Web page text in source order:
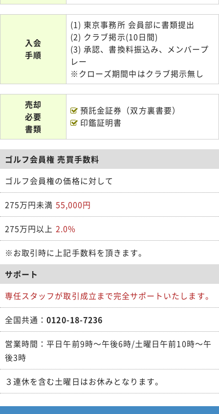
入会
手順
(1) 東京事務所 会員部に書類提出
(2) クラブ掲示(10日間)
(3) 承認、書換料振込み、メンバープ
レー
※クローズ期間中はクラブ掲示無し
売却
必要
書類
預託金証券（双方裏書要）
印鑑証明書
ゴルフ会員権 売買手数料
ゴルフ会員権の価格に対して
275万円未満 55,000円
275万円以上 2.0%
※お取引時に上記手数料を頂きます。
サポート
専任スタッフが取引成立まで完全サポートいたします。
全国共通：0120-18-7236
営業時間：平日午前9時～午後6時/土曜日午前10時～午
後3時
３連休を含む土曜日はお休みとなります。